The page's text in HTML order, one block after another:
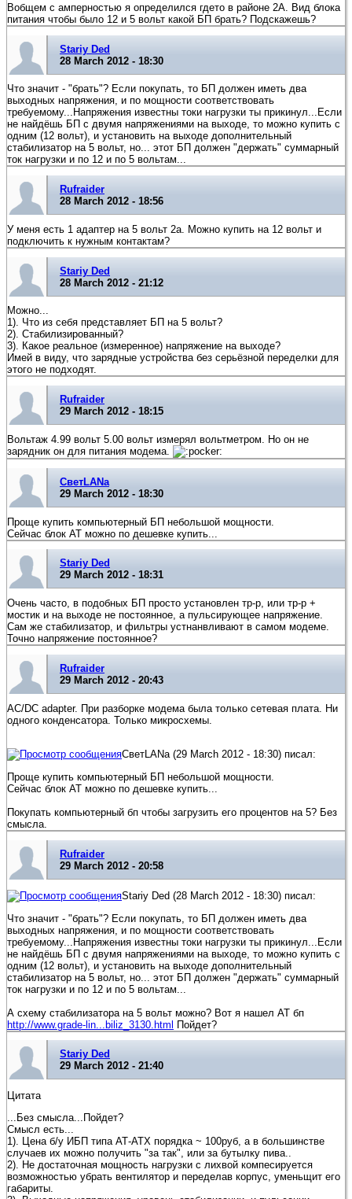
Вобщем с амперностью я определился гдето в районе 2А. Вид блока
питания чтобы было 12 и 5 вольт какой БП брать? Подскажешь?
Stariy Ded
28 March 2012 - 18:30
Что значит - "брать"? Если покупать, то БП должен иметь два
выходных напряжения, и по мощности соответствовать
требуемому...Напряжения известны токи нагрузки ты прикинул...Если
не найдёшь БП с двумя напряжениями на выходе, то можно купить с
одним (12 вольт), и установить на выходе дополнительный
стабилизатор на 5 вольт, но... этот БП должен "держать" суммарный
ток нагрузки и по 12 и по 5 вольтам...
Rufraider
28 March 2012 - 18:56
У меня есть 1 адаптер на 5 вольт 2а. Можно купить на 12 вольт и
подключить к нужным контактам?
Stariy Ded
28 March 2012 - 21:12
Можно...
1). Что из себя представляет БП на 5 вольт?
2). Стабилизированный?
3). Какое реальное (измеренное) напряжение на выходе?
Имей в виду, что зарядные устройства без серьёзной переделки для
этого не подходят.
Rufraider
29 March 2012 - 18:15
Вольтаж 4.99 вольт 5.00 вольт измерял вольтметром. Но он не
зарядник он для питания модема.
СветLANa
29 March 2012 - 18:30
Проще купить компьютерный БП небольшой мощности.
Сейчас блок АТ можно по дешевке купить...
Stariy Ded
29 March 2012 - 18:31
Очень часто, в подобных БП просто установлен тр-р, или тр-р +
мостик и на выходе не постоянное, а пульсирующее напряжение.
Сам же стабилизатор, и фильтры устнанвливают в самом модеме.
Точно напряжение постоянное?
Rufraider
29 March 2012 - 20:43
AC/DC adapter. При разборке модема была только сетевая плата. Ни
одного конденсатора. Только микросхемы.
СветLANa (29 March 2012 - 18:30) писал:
Проще купить компьютерный БП небольшой мощности.
Сейчас блок АТ можно по дешевке купить...
Покупать компьютерный бп чтобы загрузить его процентов на 5? Без
смысла.
Rufraider
29 March 2012 - 20:58
Stariy Ded (28 March 2012 - 18:30) писал:
Что значит - "брать"? Если покупать, то БП должен иметь два
выходных напряжения, и по мощности соответствовать
требуемому...Напряжения известны токи нагрузки ты прикинул...Если
не найдёшь БП с двумя напряжениями на выходе, то можно купить с
одним (12 вольт), и установить на выходе дополнительный
стабилизатор на 5 вольт, но... этот БП должен "держать" суммарный
ток нагрузки и по 12 и по 5 вольтам...
А схему стабилизатора на 5 вольт можно? Вот я нашел AT бп
http://www.grade-lin...biliz_3130.html Пойдет?
Stariy Ded
29 March 2012 - 21:40
Цитата
...Без смысла...Пойдет?
Смысл есть...
1). Цена б/у ИБП типа АТ-АТХ порядка ~ 100руб, а в большинстве
случаев их можно получить "за так", или за бутылку пива..
2). Не достаточная мощность нагрузки с лихвой компесируется
возможностью убрать вентилятор и переделав корпус, уменьщит его
габариты.